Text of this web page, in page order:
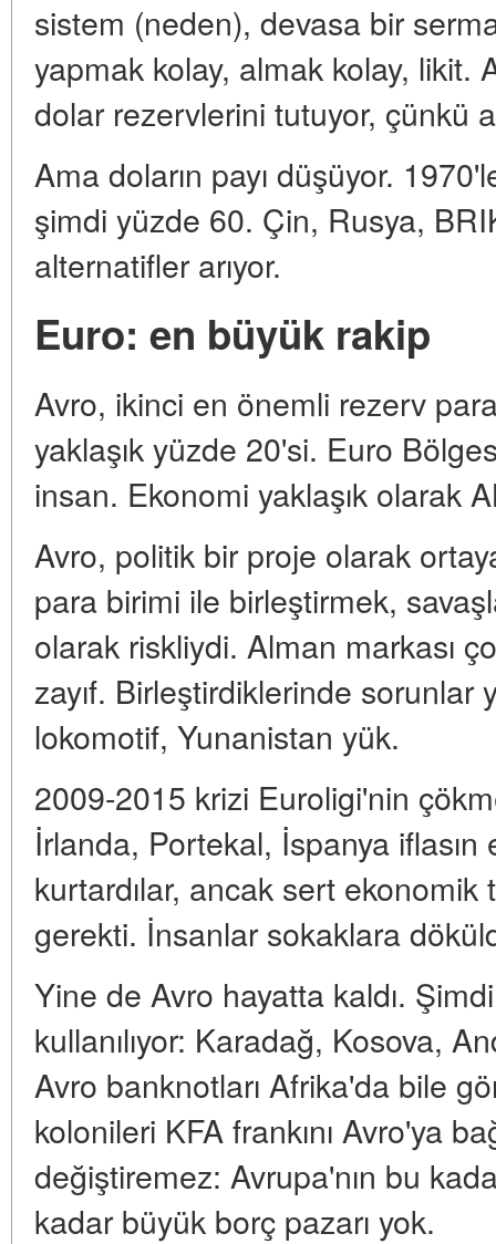
sistem (neden), devasa bir
yapmak kolay, almak kolay, likit.
dolar rezervlerini tutuyor, çünkü
Ama doların payı düşüyor.
şimdi yüzde 60. Çin, Rusya,
alternatifler arıyor.
Euro: en büyük rakip
Avro, ikinci en önemli rezerv
yaklaşık yüzde 20'si. Euro
insan. Ekonomi yaklaşık olarak
Avro, politik bir proje olarak
para birimi ile birleştirmek,
olarak riskliydi. Alman markası
zayıf. Birleştirdiklerinde sorunlar
lokomotif, Yunanistan yük.
2009-2015 krizi Euroligi'nin
İrlanda, Portekal, İspanya
kurtardılar, ancak sert ekonomik
gerekti. İnsanlar sokaklara
Yine de Avro hayatta kaldı.
kullanılıyor: Karadağ, Kosova,
Avro banknotları Afrika'da bile
kolonileri KFA frankını Avro'ya
değiştiremez: Avrupa'nın bu
kadar büyük borç pazarı yok.